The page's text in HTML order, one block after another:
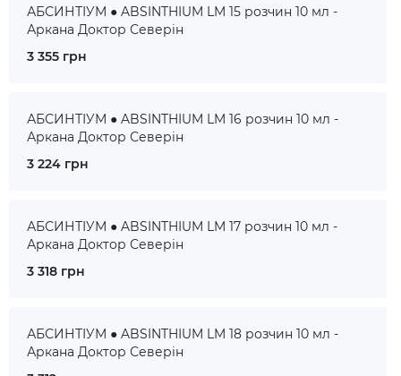
АБСИНТІУМ ● ABSINTHIUM LM 15 розчин 10 мл -
Аркана Доктор Северін
3 355 грн
АБСИНТІУМ ● ABSINTHIUM LM 16 розчин 10 мл -
Аркана Доктор Северін
3 224 грн
АБСИНТІУМ ● ABSINTHIUM LM 17 розчин 10 мл -
Аркана Доктор Северін
3 318 грн
АБСИНТІУМ ● ABSINTHIUM LM 18 розчин 10 мл -
Аркана Доктор Северін